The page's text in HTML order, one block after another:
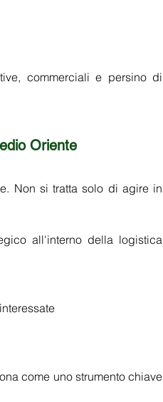
commerciali e persino di
Oriente
Non si tratta solo di agire in
all'interno della logistica
come uno strumento chiave